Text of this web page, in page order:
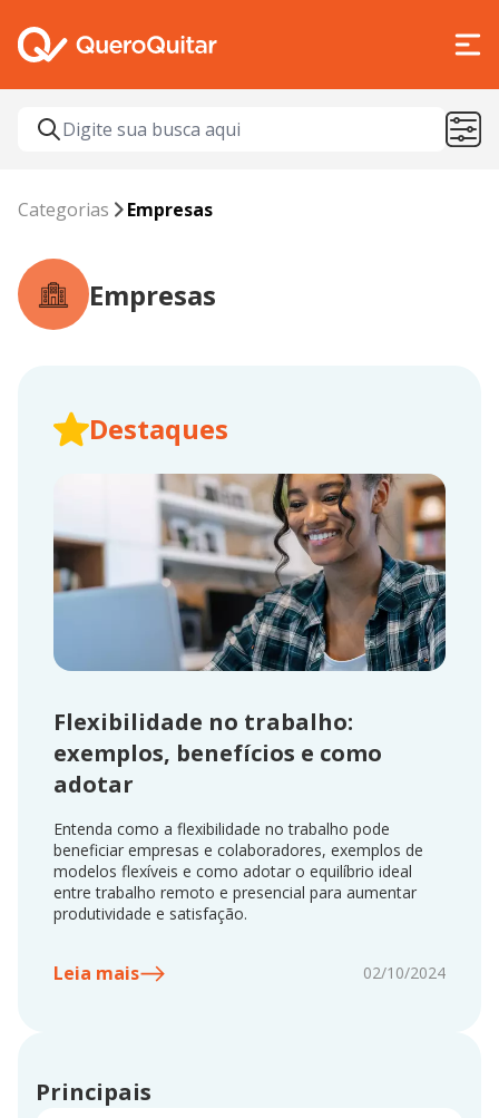
Categorias Empresas
Empresas
Destaques
Flexibilidade no trabalho:
exemplos, benefícios e como
adotar
Entenda como a flexibilidade no trabalho pode
beneficiar empresas e colaboradores, exemplos de
modelos flexíveis e como adotar o equilíbrio ideal
entre trabalho remoto e presencial para aumentar
produtividade e satisfação.
Leia mais 02/10/2024
Principais